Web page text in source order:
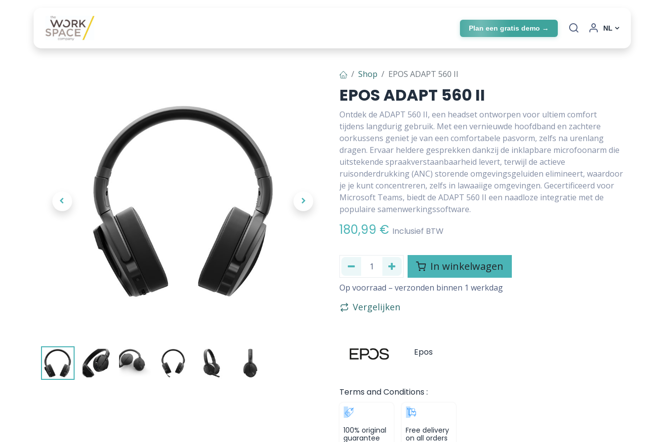
Plan een gratis demo → NL
Shop EPOS ADAPT 560 II
EPOS ADAPT 560 II
Ontdek de ADAPT 560 II, een headset ontworpen voor ultiem comfort
tijdens langdurig gebruik. Met een vernieuwde hoofdband en zachtere
oorkussens geniet je van een comfortabele pasvorm, zelfs na urenlang
dragen. Ervaar heldere gesprekken dankzij de inklapbare microfoonarm die
uitstekende spraakverstaanbaarheid levert, terwijl de actieve
ruisonderdrukking (ANC) storende omgevingsgeluiden elimineert, waardoor
je je kunt concentreren, zelfs in lawaaiige omgevingen. Gecertificeerd voor
Microsoft Teams, biedt de ADAPT 560 II een naadloze integratie met de
populaire samenwerkingssoftware.
180,99 € Inclusief BTW
In winkelwagen
Op voorraad – verzonden binnen 1 werkdag
Vergelijken
Epos
Terms and Conditions :
100% original
guarantee
Free delivery
on all orders